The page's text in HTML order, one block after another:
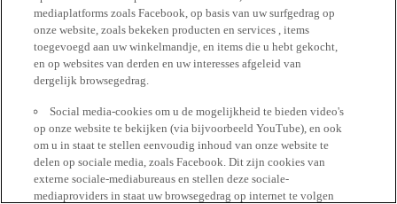
mediaplatforms zoals Facebook, op basis van uw surfgedrag op
onze website, zoals bekeken producten en services , items
toegevoegd aan uw winkelmandje, en items die u hebt gekocht,
en op websites van derden en uw interesses afgeleid van
dergelijk browsegedrag.
Social media-cookies om u de mogelijkheid te bieden video's
op onze website te bekijken (via bijvoorbeeld YouTube), en ook
om u in staat te stellen eenvoudig inhoud van onze website te
delen op sociale media, zoals Facebook. Dit zijn cookies van
externe sociale-mediabureaus en stellen deze sociale-
mediaproviders in staat uw browsegedrag op internet te volgen